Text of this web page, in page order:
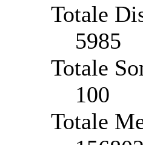
Totale
5985
Totale
100
Totale